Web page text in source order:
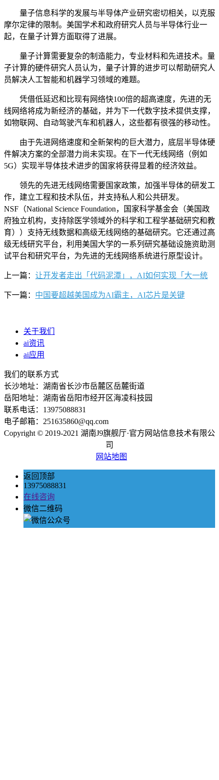
量子信息科学的发展与半导体产业研究密切相关，以克服
摩尔定律的限制。美国学术和政府研究人员与半导体行业一
起，在量子计算方面取得了进展。
量子计算需要复杂的制造能力，专业材料和先进技术。量
子计算的硬件研究人员认为，量子计算的进步可以帮助研究人
员解决人工智能和机器学习领域的难题。
凭借低延迟和比现有网络快100倍的超高速度，先进的无
线网络将成为新经济的基础，并为下一代数字技术提供支撑，
如物联网、自动驾驶汽车和机器人，这些都有很强的移动性。
由于先进网络速度和全新架构的巨大潜力，底层半导体硬
件解决方案的全部潜力尚未实现。在下一代无线网络（例如
5G）实现半导体技术进步的国家将获得显着的经济效益。
领先的先进无线网络需要国家政策，加强半导体的研发工
作，建立工程和技术队伍，并支持私人和公共研发。
NSF（National Science Foundation，国家科学基金会（美国政
府独立机构，支持除医学领域外的科学和工程学基础研究和教
育））支持无线数据和高级无线网络的基础研究。它还通过高
级无线研究平台，利用美国大学的一系列研究基础设施资助测
试平台和研究平台，为先进的无线网络系统进行原型设计。
上一篇： 让开发者走出「代码泥潭」，AI如何实现「大一统
下一篇： 中国要超越美国成为AI霸主，AI芯片是关键
关于我们
ai资讯
ai应用
我们的联系方式
长沙地址：湖南省长沙市岳麓区岳麓街道
岳阳地址：湖南省岳阳市经开区海凌科技园
联系电话：13975088831
电子邮箱：251635860@qq.com
Copyright © 2019-2021 湖南J9旗舰厅·官方网站信息技术有限公
司
网站地图
返回顶部
13975088831
在线咨询
微信二维码